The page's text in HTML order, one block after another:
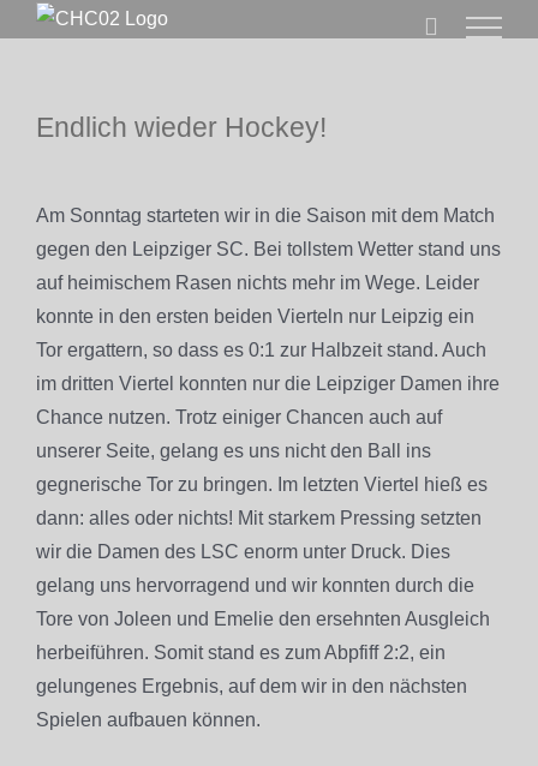
Endlich wieder Hockey!
grösseres
Bild
Am Sonntag starteten wir in die Saison mit dem Match
gegen den Leipziger SC. Bei tollstem Wetter stand uns
auf heimischem Rasen nichts mehr im Wege. Leider
konnte in den ersten beiden Vierteln nur Leipzig ein
Tor ergattern, so dass es 0:1 zur Halbzeit stand. Auch
im dritten Viertel konnten nur die Leipziger Damen ihre
Chance nutzen. Trotz einiger Chancen auch auf
unserer Seite, gelang es uns nicht den Ball ins
gegnerische Tor zu bringen. Im letzten Viertel hieß es
dann: alles oder nichts! Mit starkem Pressing setzten
wir die Damen des LSC enorm unter Druck. Dies
gelang uns hervorragend und wir konnten durch die
Tore von Joleen und Emelie den ersehnten Ausgleich
herbeiführen. Somit stand es zum Abpfiff 2:2, ein
gelungenes Ergebnis, auf dem wir in den nächsten
Spielen aufbauen können.